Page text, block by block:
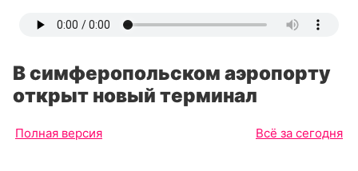
В симферопольском аэропорту
открыт новый терминал
Полная версия Всё за сегодня